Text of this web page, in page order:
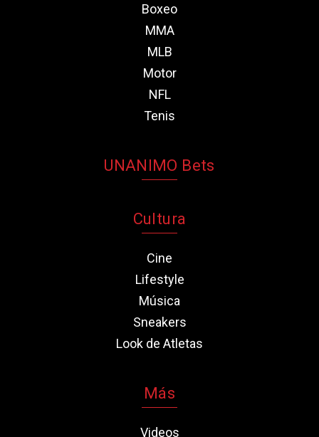
Boxeo
MMA
MLB
Motor
NFL
Tenis
UNANIMO Bets
Cultura
Cine
Lifestyle
Música
Sneakers
Look de Atletas
Más
Videos